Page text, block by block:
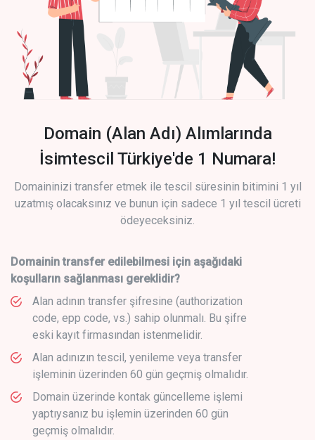
Domain (Alan Adı) Alımlarında
İsimtescil Türkiye'de 1 Numara!
Domaininizi transfer etmek ile tescil süresinin bitimini 1 yıl
uzatmış olacaksınız ve bunun için sadece 1 yıl tescil ücreti
ödeyeceksiniz.
Domainin transfer edilebilmesi için aşağıdaki
koşulların sağlanması gereklidir?
Alan adının transfer şifresine (authorization
code, epp code, vs.) sahip olunmalı. Bu şifre
eski kayıt firmasından istenmelidir.
Alan adınızın tescil, yenileme veya transfer
işleminin üzerinden 60 gün geçmiş olmalıdır.
Domain üzerinde kontak güncelleme işlemi
yaptıysanız bu işlemin üzerinden 60 gün
geçmiş olmalıdır.